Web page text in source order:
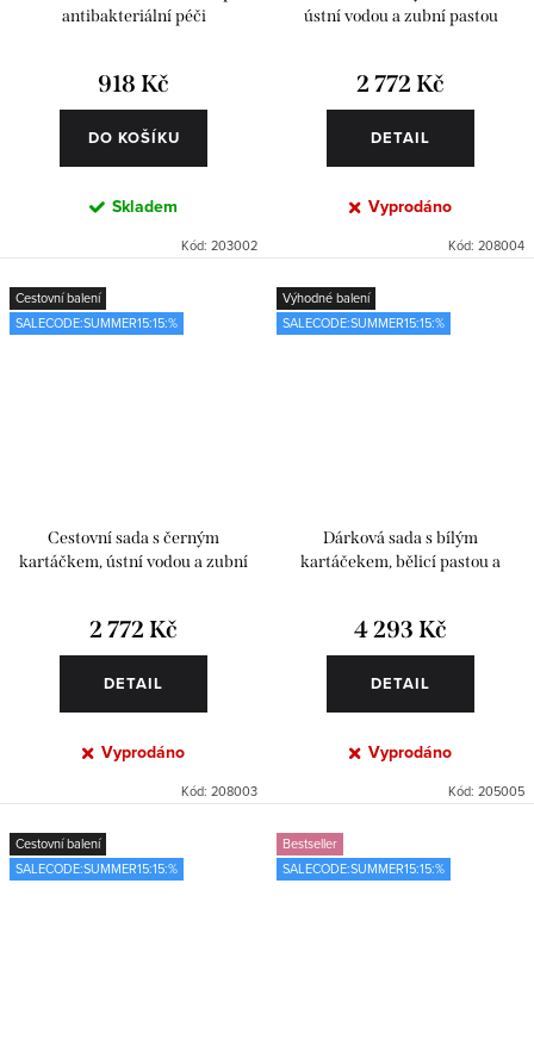
antibakteriální péči
918 Kč
DO KOŠÍKU
Skladem
Kód: 203002
ústní vodou a zubní pastou
2 772 Kč
DETAIL
Vyprodáno
Kód: 208004
Cestovní balení
SALECODE:SUMMER15:15:%
Cestovní sada s černým
kartáčkem, ústní vodou a zubní
2 772 Kč
DETAIL
Vyprodáno
Kód: 208003
Výhodné balení
SALECODE:SUMMER15:15:%
Dárková sada s bílým
kartáčekem, bělicí pastou a
4 293 Kč
DETAIL
Vyprodáno
Kód: 205005
Cestovní balení
SALECODE:SUMMER15:15:%
Bestseller
SALECODE:SUMMER15:15:%